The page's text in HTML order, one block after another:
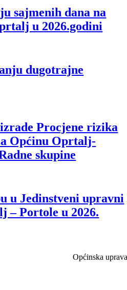
sajmenih dana na
u 2026.godini
dugotrajne
Procjene rizika
Općinu Oprtalj-
skupine
u Jedinstveni upravni
– Portole u 2026.
Općinska uprava